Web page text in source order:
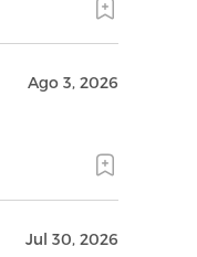
Ago 3, 2026
Jul 30, 2026